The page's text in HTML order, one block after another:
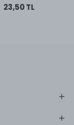
23,50 TL